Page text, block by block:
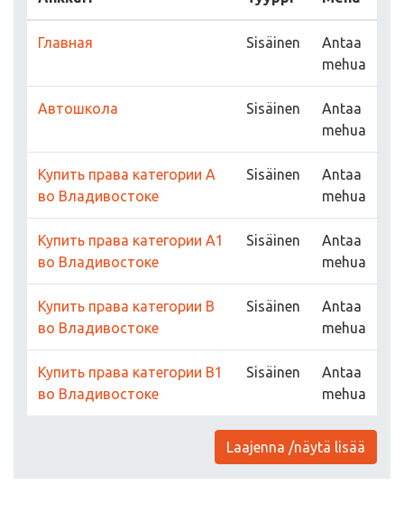
Главная Sisäinen
Antaa
mehua
Автошкола Sisäinen
Antaa
mehua
Купить права категории A
во Владивостоке
Sisäinen
Antaa
mehua
Купить права категории A1
во Владивостоке
Sisäinen
Antaa
mehua
Купить права категории B
во Владивостоке
Sisäinen
Antaa
mehua
Купить права категории B1
во Владивостоке
Sisäinen
Antaa
mehua
Laajenna /näytä lisää